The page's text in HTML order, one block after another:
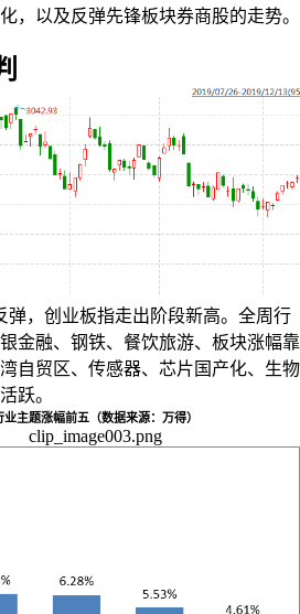
，以及反弹先锋板块券商股的走势。
弹，创业板指走出阶段新高。全周行
金融、钢铁、餐饮旅游、板块涨幅靠
自贸区、传感器、芯片国产化、生物
跃。
业主题涨幅前五（数据来源：万得）